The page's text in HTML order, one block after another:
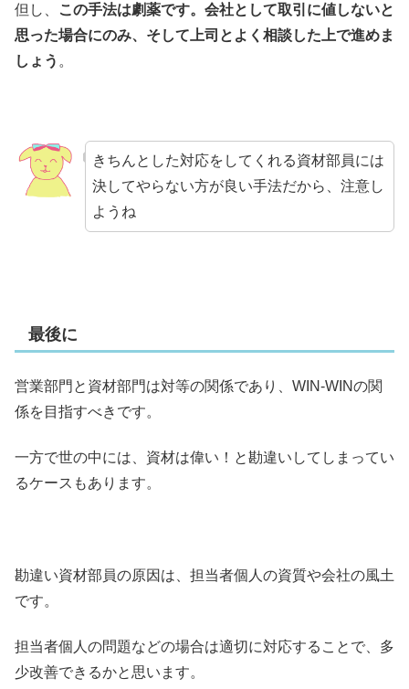
但し、
この手法は劇薬です。会社として取引に値しないと
思った場合にのみ、そして上司とよく相談した上で進めま
しょう 。
きちんとした対応をしてくれる資材部員には
決してやらない方が良い手法だから、注意し
ようね
最後に
営業部門と資材部門は対等の関係であり、WIN-WINの関
係を目指すべきです。
一方で世の中には、資材は偉い！と勘違いしてしまってい
るケースもあります。
勘違い資材部員の原因は、担当者個人の資質や会社の風土
です。
担当者個人の問題などの場合は適切に対応することで、多
少改善できるかと思います。